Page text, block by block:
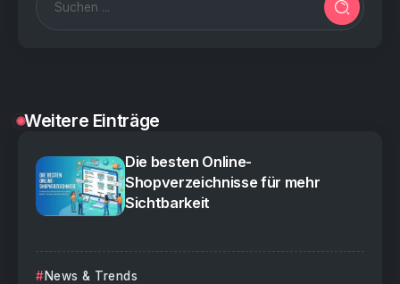
Weitere Einträge
Die besten Online-
Shopverzeichnisse für mehr
Sichtbarkeit
News & Trends